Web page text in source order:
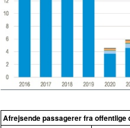
Afrejsende passagerer fra offentlige